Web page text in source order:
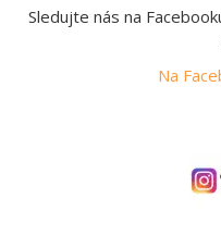
Sledujte nás na
Na